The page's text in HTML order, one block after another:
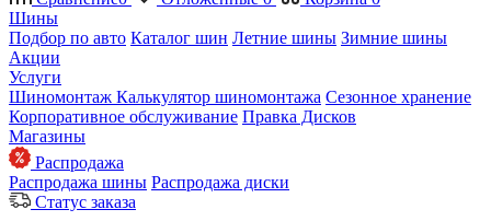
Шины
Подбор по авто Каталог шин Летние шины Зимние шины
Акции
Услуги
Шиномонтаж Калькулятор шиномонтажа Сезонное хранение
Корпоративное обслуживание Правка Дисков
Магазины
Распродажа
Распродажа шины Распродажа диски
Статус заказа